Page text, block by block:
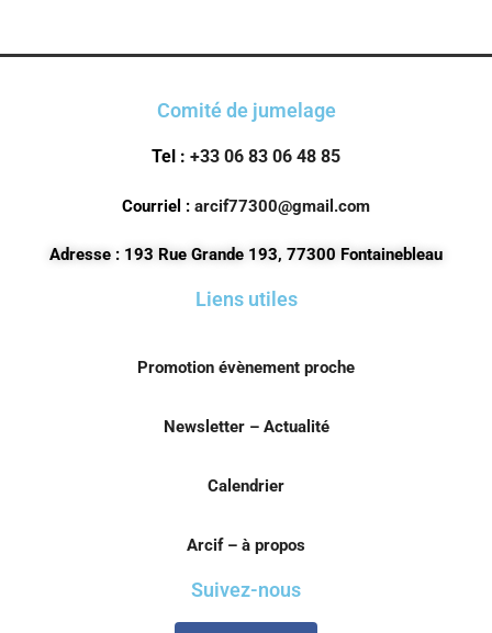
Comité de jumelage
Tel : +33 06 83 06 48 85
Courriel : arcif77300@gmail.com
Adresse : 193 Rue Grande 193, 77300 Fontainebleau
Liens utiles
Promotion évènement proche
Newsletter – Actualité
Calendrier
Arcif – à propos
Suivez-nous